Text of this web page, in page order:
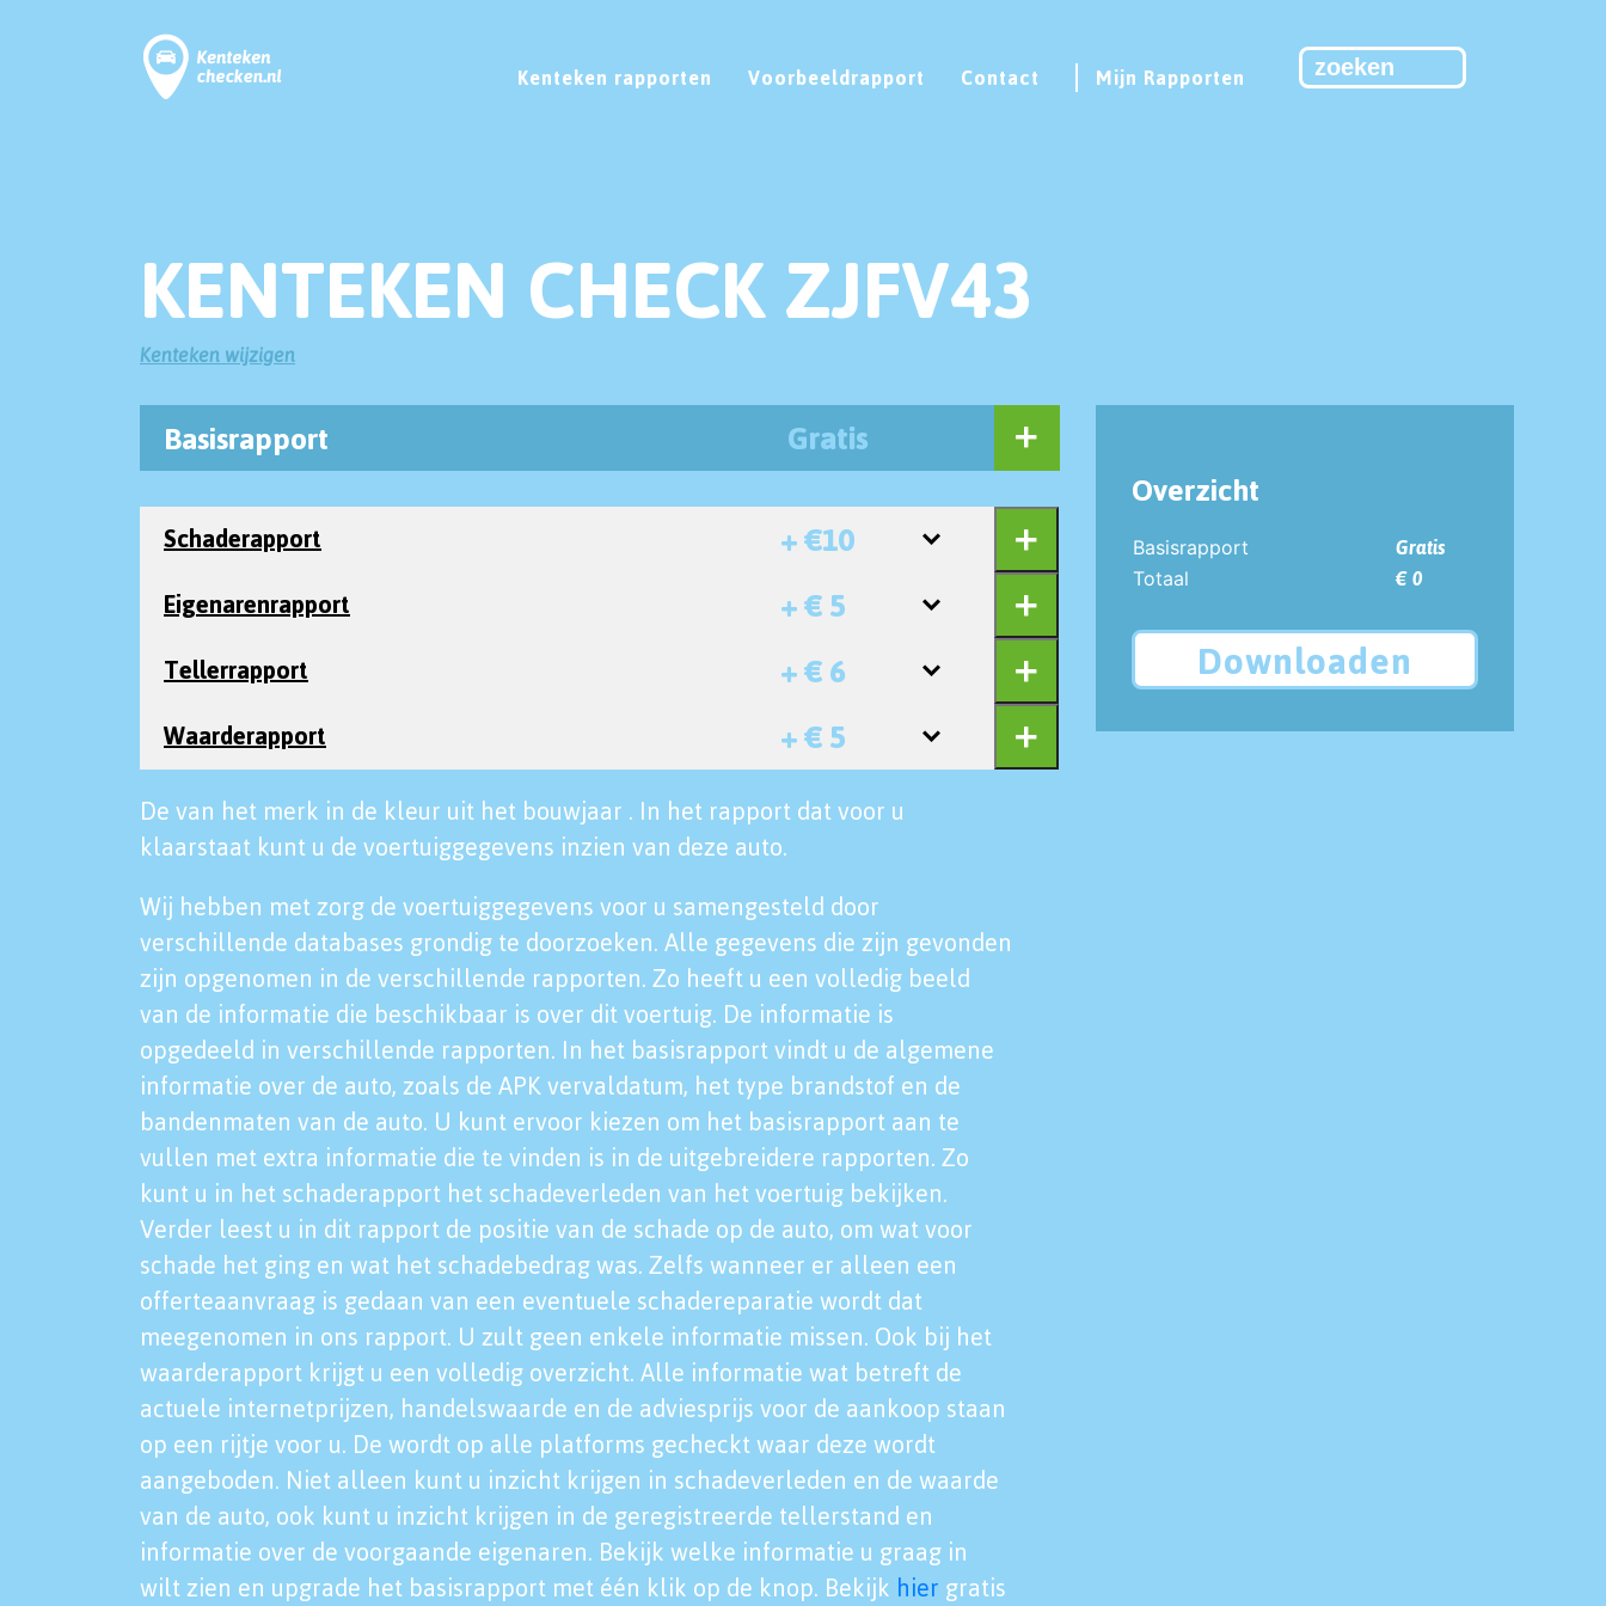
Kenteken rapporten Voorbeeldrapport Contact Mijn Rapporten
KENTEKEN CHECK ZJFV43
Kenteken wijzigen
Basisrapport Gratis
Schaderapport + €10
Eigenarenrapport + € 5
Tellerrapport + € 6
Waarderapport + € 5
De van het merk in de kleur uit het bouwjaar . In het rapport dat voor u
klaarstaat kunt u de voertuiggegevens inzien van deze auto.
Wij hebben met zorg de voertuiggegevens voor u samengesteld door
verschillende databases grondig te doorzoeken. Alle gegevens die zijn gevonden
zijn opgenomen in de verschillende rapporten. Zo heeft u een volledig beeld
van de informatie die beschikbaar is over dit voertuig. De informatie is
opgedeeld in verschillende rapporten. In het basisrapport vindt u de algemene
informatie over de auto, zoals de APK vervaldatum, het type brandstof en de
bandenmaten van de auto. U kunt ervoor kiezen om het basisrapport aan te
vullen met extra informatie die te vinden is in de uitgebreidere rapporten. Zo
kunt u in het schaderapport het schadeverleden van het voertuig bekijken.
Verder leest u in dit rapport de positie van de schade op de auto, om wat voor
schade het ging en wat het schadebedrag was. Zelfs wanneer er alleen een
offerteaanvraag is gedaan van een eventuele schadereparatie wordt dat
meegenomen in ons rapport. U zult geen enkele informatie missen. Ook bij het
waarderapport krijgt u een volledig overzicht. Alle informatie wat betreft de
actuele internetprijzen, handelswaarde en de adviesprijs voor de aankoop staan
op een rijtje voor u. De wordt op alle platforms gecheckt waar deze wordt
aangeboden. Niet alleen kunt u inzicht krijgen in schadeverleden en de waarde
van de auto, ook kunt u inzicht krijgen in de geregistreerde tellerstand en
informatie over de voorgaande eigenaren. Bekijk welke informatie u graag in
wilt zien en upgrade het basisrapport met één klik op de knop. Bekijk hier gratis
Overzicht
Basisrapport
Gratis
Totaal
€ 0
Downloaden